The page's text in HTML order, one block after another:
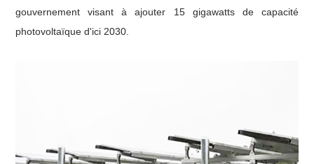
gouvernement visant à ajouter 15 gigawatts de capacité
photovoltaïque d'ici 2030.